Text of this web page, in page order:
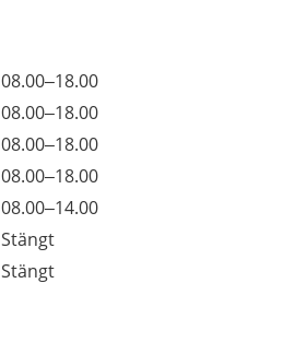
08.00–18.00
08.00–18.00
08.00–18.00
08.00–18.00
08.00–14.00
Stängt
Stängt